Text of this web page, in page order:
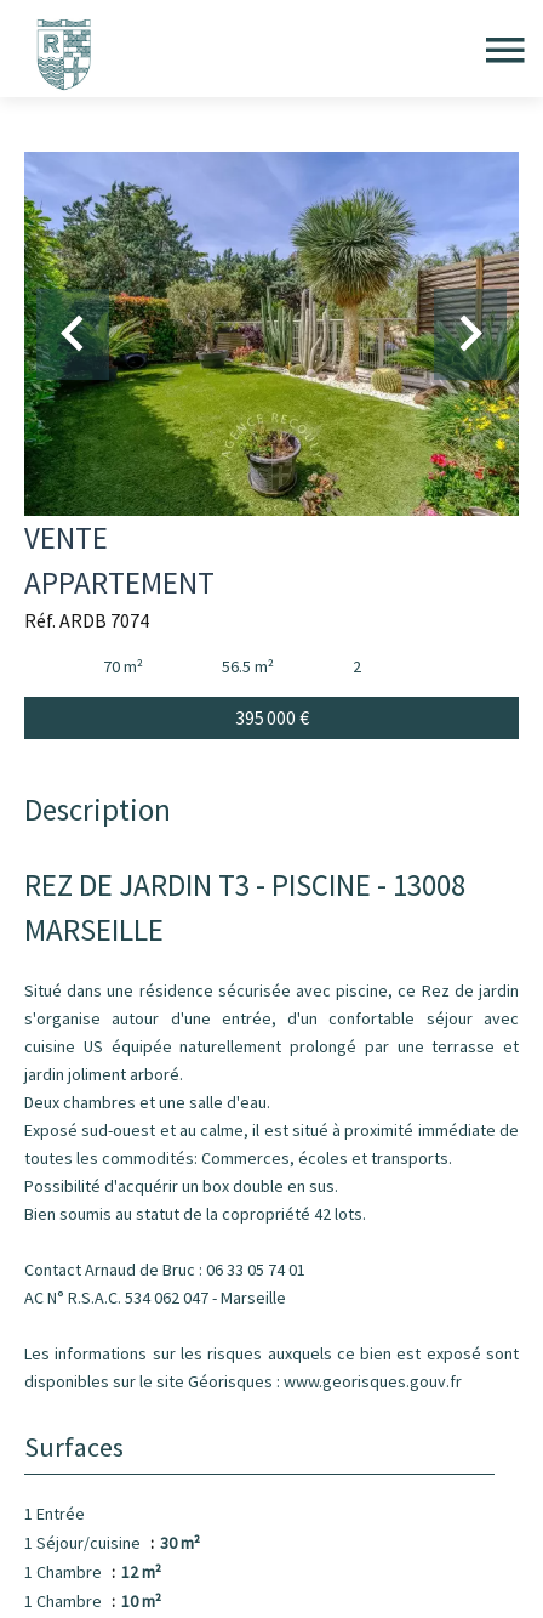
VENTE
APPARTEMENT
Réf. ARDB 7074
70 m² 56.5 m² 2
395 000 €
Description
REZ DE JARDIN T3 - PISCINE - 13008
MARSEILLE
Situé dans une résidence sécurisée avec piscine, ce Rez de jardin
s'organise autour d'une entrée, d'un confortable séjour avec
cuisine US équipée naturellement prolongé par une terrasse et
jardin joliment arboré.
Deux chambres et une salle d'eau.
Exposé sud-ouest et au calme, il est situé à proximité immédiate de
toutes les commodités: Commerces, écoles et transports.
Possibilité d'acquérir un box double en sus.
Bien soumis au statut de la copropriété 42 lots.
Contact Arnaud de Bruc : 06 33 05 74 01
AC N° R.S.A.C. 534 062 047 - Marseille
Les informations sur les risques auxquels ce bien est exposé sont
disponibles sur le site Géorisques : www.georisques.gouv.fr
Surfaces
1 Entrée
1 Séjour/cuisine
30 m²
1 Chambre
12 m²
1 Chambre
10 m²